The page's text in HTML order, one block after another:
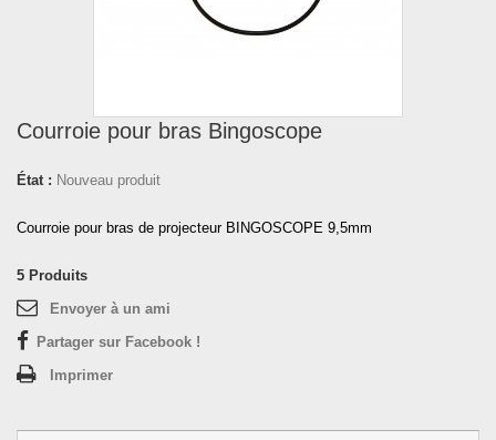
Courroie pour bras Bingoscope
État : Nouveau produit
Courroie pour bras de projecteur BINGOSCOPE 9,5mm
5 Produits
Envoyer à un ami
Partager sur Facebook !
Imprimer